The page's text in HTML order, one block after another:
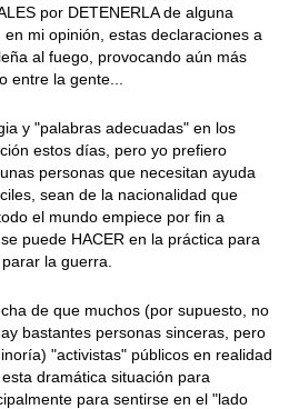
por DETENERLA de alguna
mi opinión, estas declaraciones a
al fuego, provocando aún más
entre la gente...
y "palabras adecuadas" en los
estos días, pero yo prefiero
personas que necesitan ayuda
sean de la nacionalidad que
el mundo empiece por fin a
puede HACER en la práctica para
la guerra.
de que muchos (por supuesto, no
bastantes personas sinceras, pero
"activistas" públicos en realidad
dramática situación para
para sentirse en el "lado